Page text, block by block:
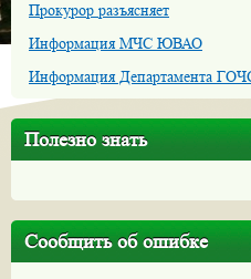
Прокурор разъясняет
Информация МЧС ЮВАО
Информация Департамента
Полезно знать
Сообщить об ошибке